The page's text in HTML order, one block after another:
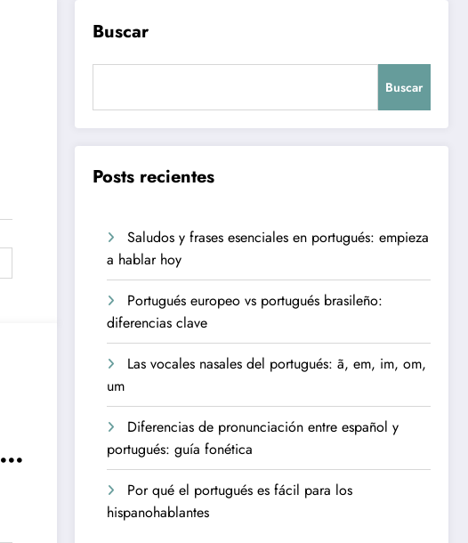
Buscar
Buscar
Posts recientes
Saludos y frases esenciales en portugués: empieza
a hablar hoy
Portugués europeo vs portugués brasileño:
diferencias clave
Las vocales nasales del portugués: ã, em, im, om,
um
Diferencias de pronunciación entre español y
portugués: guía fonética
Por qué el portugués es fácil para los
hispanohablantes